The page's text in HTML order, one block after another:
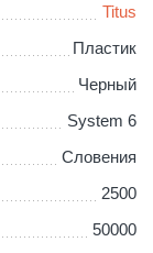
Titus
Пластик
Черный
System 6
Словения
2500
50000